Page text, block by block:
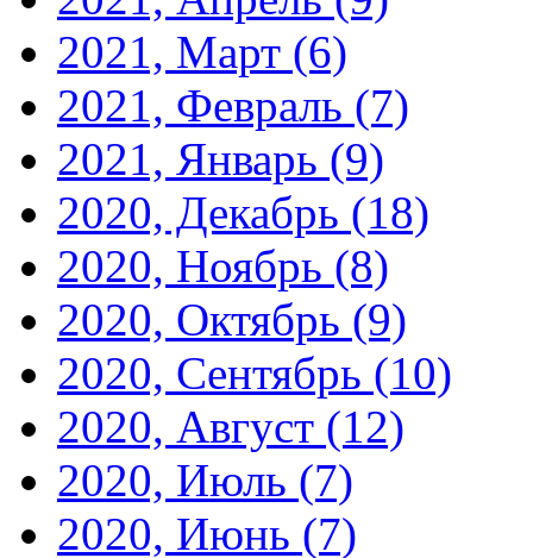
2021, Март (6)
2021, Февраль (7)
2021, Январь (9)
2020, Декабрь (18)
2020, Ноябрь (8)
2020, Октябрь (9)
2020, Сентябрь (10)
2020, Август (12)
2020, Июль (7)
2020, Июнь (7)